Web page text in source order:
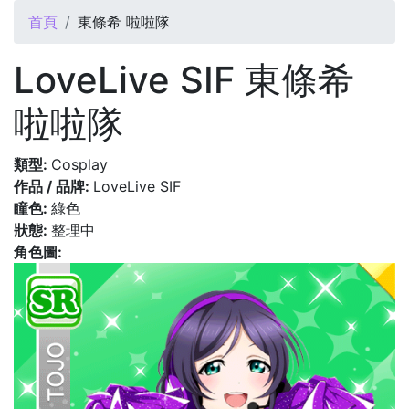
您在這裡
首頁 東條希 啦啦隊
LoveLive SIF 東條希
啦啦隊
類型: Cosplay
作品 / 品牌: LoveLive SIF
瞳色: 綠色
狀態: 整理中
角色圖: